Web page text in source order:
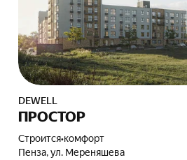
DEWELL
ПРОСТОР
Строится•комфорт
Пенза, ул. Мереняшева